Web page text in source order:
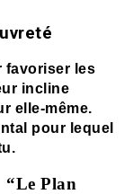
favoriser les
incline
elle-même.
pour lequel
“Le Plan